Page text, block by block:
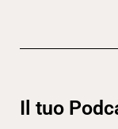
Il tuo